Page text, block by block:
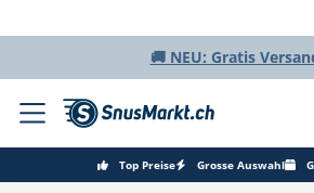
🚚 NEU: Gratis
Top Preise Grosse Auswahl